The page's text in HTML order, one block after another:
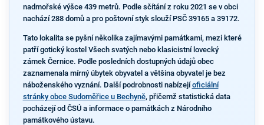
nadmořské výšce 439 metrů. Podle sčítání z roku 2021 se v obci
nachází 288 domů a pro poštovní styk slouží PSČ 39165 a 39172.
Tato lokalita se pyšní několika zajímavými památkami, mezi které
patří gotický kostel Všech svatých nebo klasicistní lovecký
zámek Černice. Podle posledních dostupných údajů obec
zaznamenala mírný úbytek obyvatel a většina obyvatel je bez
náboženského vyznání. Další podrobnosti nabízejíoficiální
stránky obce Sudoměřice u Bechyně, přičemž statistická data
pocházejí od ČSÚ a informace o památkách z Národního
památkového ústavu.